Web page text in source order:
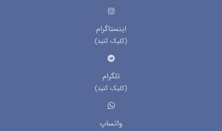
اینستاگرام
(کلیک کنید)
تلگرام
(کلیک کنید)
واتساپ